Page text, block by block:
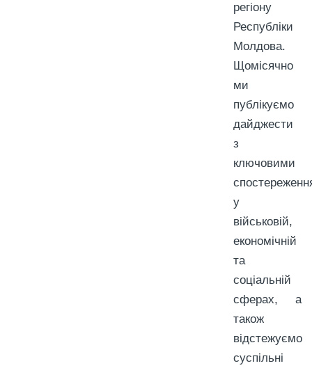
регіону
Республіки
Молдова.
Щомісячно
ми
публікуємо
дайджести
з
ключовими
у
військовій,
економічній
та
соціальній
сферах, а
також
відстежуємо
суспільні